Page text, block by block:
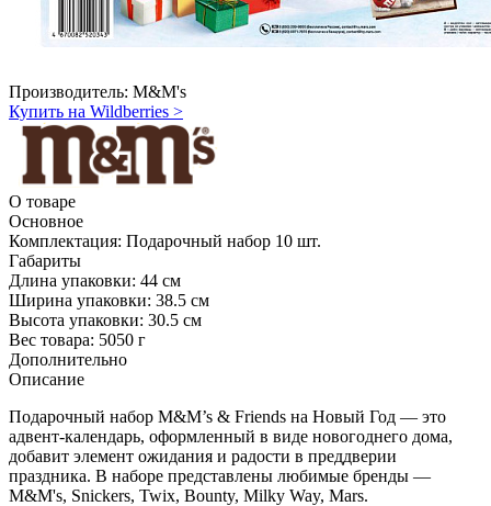
Производитель: M&M's
Купить на Wildberries >
О товаре
Основное
Комплектация: Подарочный набор 10 шт.
Габариты
Длина упаковки: 44 см
Ширина упаковки: 38.5 см
Высота упаковки: 30.5 см
Вес товара: 5050 г
Дополнительно
Описание
Подарочный набор M&M’s & Friends на Новый Год — это
адвент-календарь, оформленный в виде новогоднего дома,
добавит элемент ожидания и радости в преддверии
праздника. В наборе представлены любимые бренды —
M&M's, Snickers, Twix, Bounty, Milky Way, Mars.